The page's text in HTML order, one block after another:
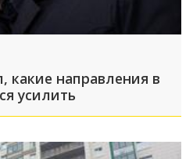
какие направления в
усилить